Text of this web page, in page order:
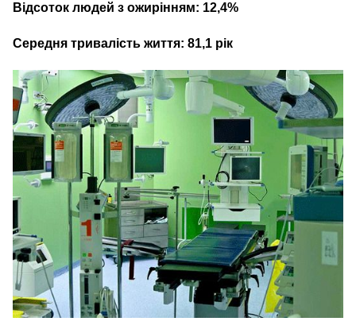
Відсоток людей з ожирінням: 12,4%
Середня тривалість життя: 81,1 рік